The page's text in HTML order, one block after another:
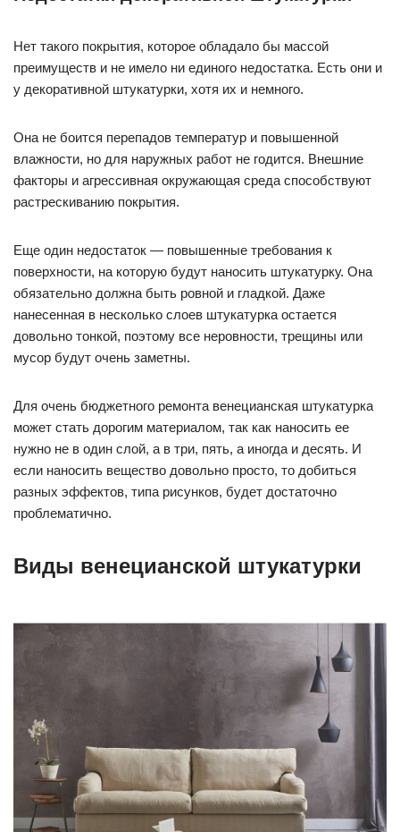
Нет такого покрытия, которое обладало бы массой
преимуществ и не имело ни единого недостатка. Есть они и
у декоративной штукатурки, хотя их и немного.
Она не боится перепадов температур и повышенной
влажности, но для наружных работ не годится. Внешние
факторы и агрессивная окружающая среда способствуют
растрескиванию покрытия.
Еще один недостаток — повышенные требования к
поверхности, на которую будут наносить штукатурку. Она
обязательно должна быть ровной и гладкой. Даже
нанесенная в несколько слоев штукатурка остается
довольно тонкой, поэтому все неровности, трещины или
мусор будут очень заметны.
Для очень бюджетного ремонта венецианская штукатурка
может стать дорогим материалом, так как наносить ее
нужно не в один слой, а в три, пять, а иногда и десять. И
если наносить вещество довольно просто, то добиться
разных эффектов, типа рисунков, будет достаточно
проблематично.
Виды венецианской штукатурки